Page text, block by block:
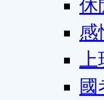
休
感